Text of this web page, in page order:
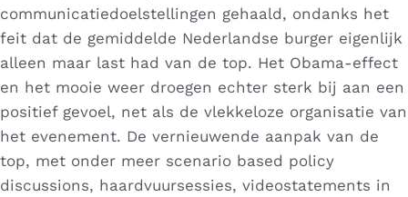
communicatiedoelstellingen gehaald, ondanks het
feit dat de gemiddelde Nederlandse burger eigenlijk
alleen maar last had van de top. Het Obama-effect
en het mooie weer droegen echter sterk bij aan een
positief gevoel, net als de vlekkeloze organisatie van
het evenement. De vernieuwende aanpak van de
top, met onder meer scenario based policy
discussions, haardvuursessies, videostatements in